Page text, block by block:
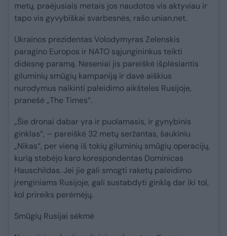
metų, praėjusiais metais jos naudotos vis aktyviau ir
tapo vis gyvybiškai svarbesnės, rašo unian.net.
Ukrainos prezidentas Volodymyras Zelenskis
paragino Europos ir NATO sąjungininkus teikti
didesnę paramą. Neseniai jis pareiškė išplėsiantis
giluminių smūgių kampaniją ir davė aiškius
nurodymus naikinti paleidimo aikšteles Rusijoje,
pranešė „The Times“.
„Šie dronai dabar yra ir puolamasis, ir gynybinis
ginklas“, – pareiškė 32 metų seržantas, šaukiniu
„Nikas“, per vieną iš tokių giluminių smūgių operacijų,
kurią stebėjo karo korespondentas Dominicas
Hauschildas. Jei jie gali smogti raketų paleidimo
įrenginiams Rusijoje, gali sustabdyti ginklą dar iki tol,
kol prireiks perėmėjų.
Smūgių Rusijai sėkmė